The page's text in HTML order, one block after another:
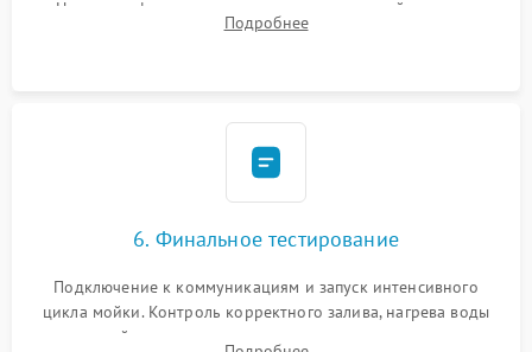
Надежная фиксация хомутов гидравлической системы,
сборка корпуса и установка датчика поплавка.
Подробнее
6. Финальное тестирование
Подключение к коммуникациям и запуск интенсивного
цикла мойки. Контроль корректного залива, нагрева воды
до нужной температуры, отсутствия посторонних шумов,